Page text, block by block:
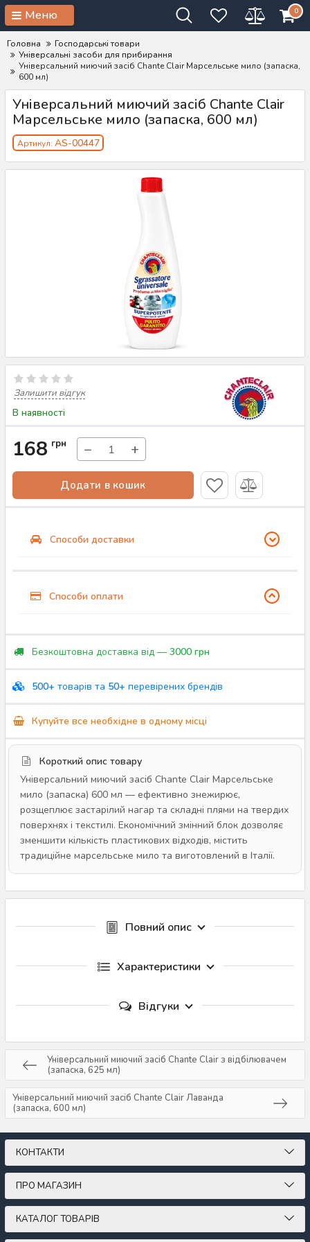
Меню 0
Головна
Господарські товари
Універсальні засоби для прибирання
Універсальний миючий засіб Chante Clair Марсельське мило (запаска,
600 мл)
Універсальний миючий засіб Chante Clair
Марсельське мило (запаска, 600 мл)
Артикул: AS-00447
Залишити відгук
В наявності
168 грн − +
Додати в кошик
Способи доставки
Способи оплати
Безкоштовна доставка від — 3000 грн
500+ товарів та 50+ перевірених брендів
Купуйте все необхідне в одному місці
Короткий опис товару
Універсальний миючий засіб Chante Clair Марсельське
мило (запаска) 600 мл — ефективно знежирює,
розщеплює застарілий нагар та складні плями на твердих
поверхнях і текстилі. Економічний змінний блок дозволяє
зменшити кількість пластикових відходів, містить
традиційне марсельське мило та виготовлений в Італії.
Повний опис
Характеристики
Відгуки
Універсальний миючий засіб Chante Clair з відбілювачем
(запаска, 625 мл)
Універсальний миючий засіб Chante Clair Лаванда
(запаска, 600 мл)
КОНТАКТИ
ПРО МАГАЗИН
КАТАЛОГ ТОВАРІВ